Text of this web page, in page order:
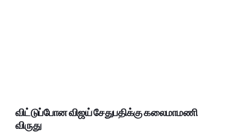
விட்டுப்போன விஜய் சேதுபதிக்கு கலைமாமணி
விருது